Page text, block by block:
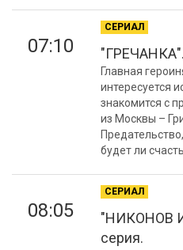
07:10
СЕРИАЛ
Главная
интересуется
знакомится с
из Москвы –
будет ли
08:05
СЕРИАЛ
"НИКОНОВ И
серия.